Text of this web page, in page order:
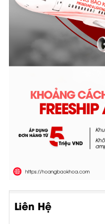
Liên Hệ